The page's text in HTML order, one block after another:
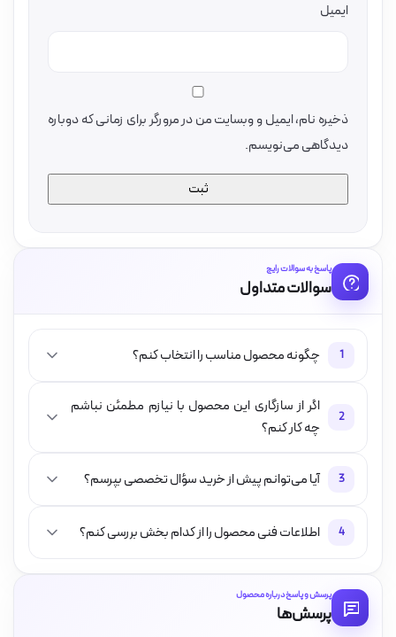
ایمیل
ذخیره نام، ایمیل و وبسایت من در مرورگر برای زمانی که دوباره
دیدگاهی می‌نویسم.
پاسخ به سوالات رایج
سوالات متداول
1 چگونه محصول مناسب را انتخاب کنم؟
2
اگر از سازگاری این محصول با نیازم مطمئن نباشم
چه کار کنم؟
3 آیا می‌توانم پیش از خرید سؤال تخصصی بپرسم؟
4 اطلاعات فنی محصول را از کدام بخش بررسی کنم؟
پرسش و پاسخ درباره محصول
پرسش‌ها